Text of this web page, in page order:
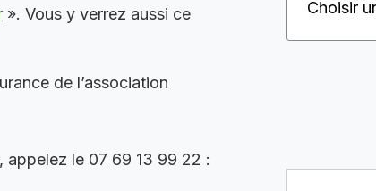
». Vous y verrez aussi ce
de l’association
appelez le 07 69 13 99 22 :